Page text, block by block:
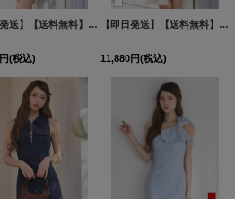
【即日発送】【送料無料】新色登場！フロントジップ/ノースリーブ/フレア/Aライン/ドッキング/チュール/ストレッチ/無地/ミニドレス/キャバドレス【XS-Lサイズ/5カラー】[OF03]【YN】dzquBF
(税込)
【即日発送】【送料無料】新色登場！フロントジップ/ノースリーブ/フレア/Aライン/ドッキング/チュール/ストレッチ/無地/ミニドレス/キャバドレス【XS-Lサイズ/5カラー】[OF03]【YN】dzquBF
11,880円(税込)